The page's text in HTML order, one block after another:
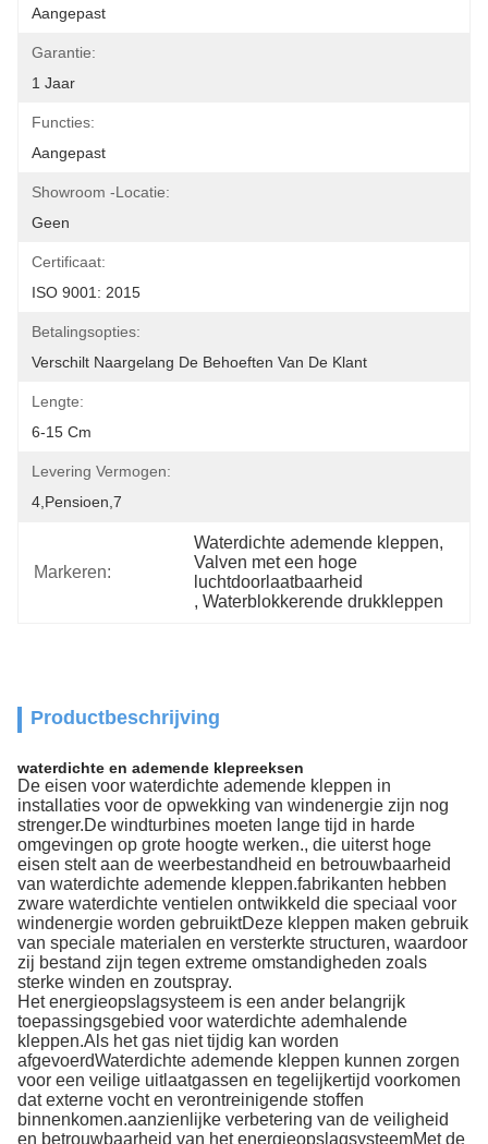
Aangepast
Garantie:
1 Jaar
Functies:
Aangepast
Showroom -locatie:
Geen
Certificaat:
ISO 9001: 2015
Betalingsopties:
Verschilt Naargelang De Behoeften Van De Klant
Lengte:
6-15 Cm
Levering Vermogen:
4,pensioen,7
Markeren:
Waterdichte ademende kleppen,
Valven met een hoge
luchtdoorlaatbaarheid
, Waterblokkerende drukkleppen
Productbeschrijving
waterdichte en ademende klepreeksen
De eisen voor waterdichte ademende kleppen in
installaties voor de opwekking van windenergie zijn nog
strenger.De windturbines moeten lange tijd in harde
omgevingen op grote hoogte werken., die uiterst hoge
eisen stelt aan de weerbestandheid en betrouwbaarheid
van waterdichte ademende kleppen.fabrikanten hebben
zware waterdichte ventielen ontwikkeld die speciaal voor
windenergie worden gebruiktDeze kleppen maken gebruik
van speciale materialen en versterkte structuren, waardoor
zij bestand zijn tegen extreme omstandigheden zoals
sterke winden en zoutspray.
Het energieopslagsysteem is een ander belangrijk
toepassingsgebied voor waterdichte ademhalende
kleppen.Als het gas niet tijdig kan worden
afgevoerdWaterdichte ademende kleppen kunnen zorgen
voor een veilige uitlaatgassen en tegelijkertijd voorkomen
dat externe vocht en verontreinigende stoffen
binnenkomen.aanzienlijke verbetering van de veiligheid
en betrouwbaarheid van het energieopslagsysteemMet de